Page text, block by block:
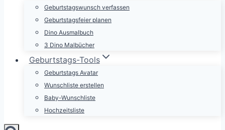
Geburtstagswunsch verfassen
Geburtstagsfeier planen
Dino Ausmalbuch
3 Dino Malbücher
Geburtstags-Tools
Geburtstags Avatar
Wunschliste erstellen
Baby-Wunschliste
Hochzeitsliste